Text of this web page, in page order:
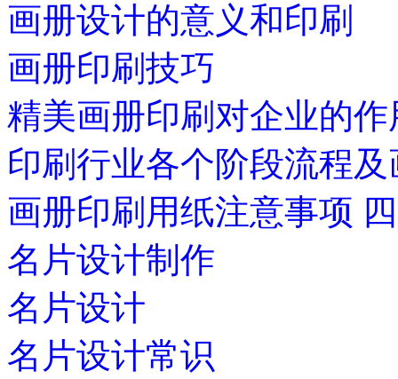
画册设计的意义和印刷
画册印刷技巧
精美画册印刷对企业的作
印刷行业各个阶段流程
画册印刷用纸注意事项
名片设计制作
名片设计
名片设计常识